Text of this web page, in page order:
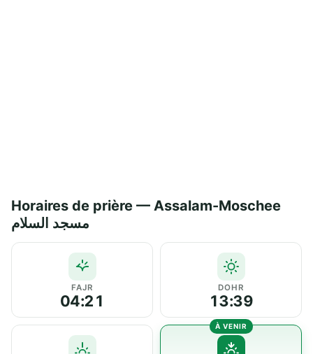
Horaires de prière — Assalam-Moschee
مسجد السلام
FAJR
04:21
DOHR
13:39